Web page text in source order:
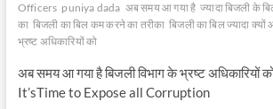
Officers puniya dada अब समय आ गया है ज्यादा बिजली के
का बिजली का बिल कम करने का तरीका बिजली का बिल ज्यादा क्यों
भ्रष्ट अधिकारियों को
अब समय आ गया है बिजली विभाग के भ्रष्ट अधिकारियों
It’sTime to Expose all Corruption